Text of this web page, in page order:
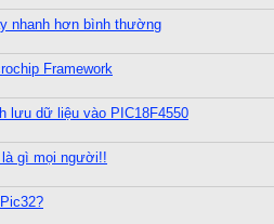
nhanh hơn bình thường
Framework
lưu dữ liệu vào PIC18F4550
là gì mọi người!!